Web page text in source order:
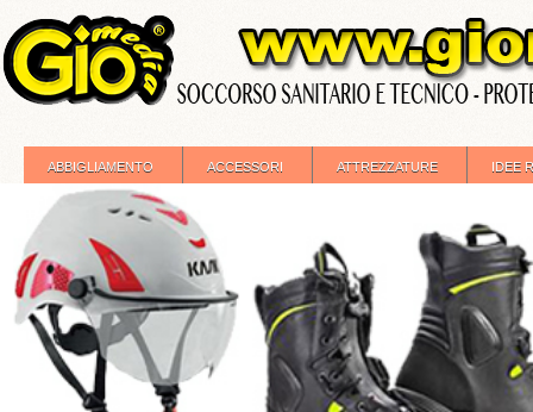
ABBIGLIAMENTO ACCESSORI ATTREZZATURE IDEE